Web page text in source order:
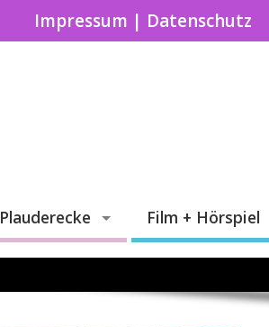
Impressum | Datenschutz
Plauderecke Film + Hörspiel